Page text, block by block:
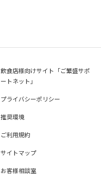
飲食店様向けサイト「ご繁盛サポ
ートネット」
プライバシーポリシー
推奨環境
ご利用規約
サイトマップ
お客様相談室